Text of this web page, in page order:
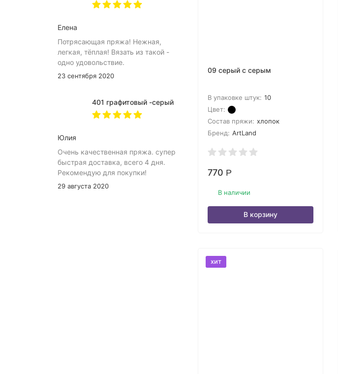
09 серый с серым
В упаковке штук: 10
Цвет:
Состав пряжи: хлопок
Бренд: ArtLand
770 Р
В наличии
В корзину
хит
Елена
Потрясающая пряжа! Нежная,
легкая, тёплая! Вязать из такой -
одно удовольствие.
23 сентября 2020
401 графитовый -серый
Юлия
Очень качественная пряжа. супер
быстрая доставка, всего 4 дня.
Рекомендую для покупки!
29 августа 2020